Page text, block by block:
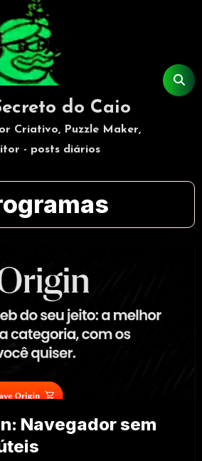
do Caio
Criativo, Puzzle Maker,
- posts diários
Navegador sem